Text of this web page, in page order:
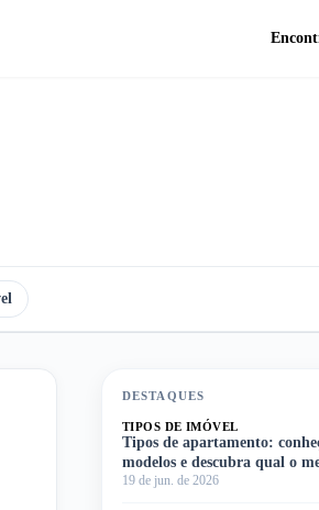
DESTAQUES
TIPOS DE IMÓVEL
Tipos de apartamento:
modelos e descubra qual o
para você
19 de jun. de 2026